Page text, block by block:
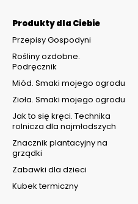
Produkty dla Ciebie
Przepisy Gospodyni
Rośliny ozdobne.
Podręcznik
Miód. Smaki mojego ogrodu
Zioła. Smaki mojego ogrodu
Jak to się kręci. Technika
rolnicza dla najmłodszych
Znacznik plantacyjny na
grządki
Zabawki dla dzieci
Kubek termiczny